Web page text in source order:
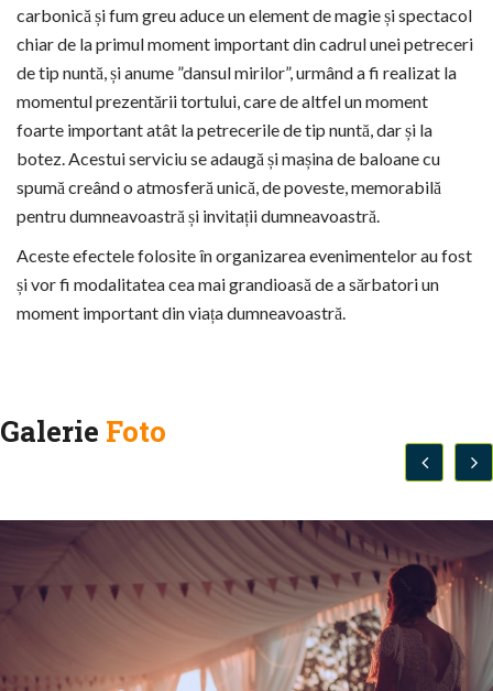
carbonică și fum greu aduce un element de magie și spectacol
chiar de la primul moment important din cadrul unei petreceri
de tip nuntă, și anume ”dansul mirilor”, urmând a fi realizat la
momentul prezentării tortului, care de altfel un moment
foarte important atât la petrecerile de tip nuntă, dar și la
botez. Acestui serviciu se adaugă și mașina de baloane cu
spumă creând o atmosferă unică, de poveste, memorabilă
pentru dumneavoastră și invitații dumneavoastră.
Aceste efectele folosite în organizarea evenimentelor au fost
și vor fi modalitatea cea mai grandioasă de a sărbatori un
moment important din viața dumneavoastră.
Galerie Foto